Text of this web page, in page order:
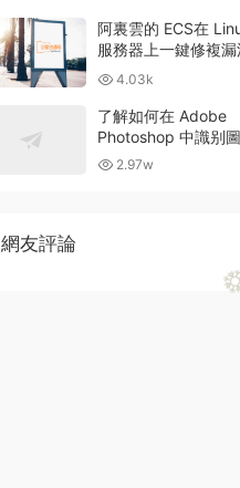
阿裏雲的 ECS在
服務器上一鍵修複漏
升級方法
4.03k
了解如何在 Adobe
Photoshop 中識别
的現有字體
2.97w
網友評論